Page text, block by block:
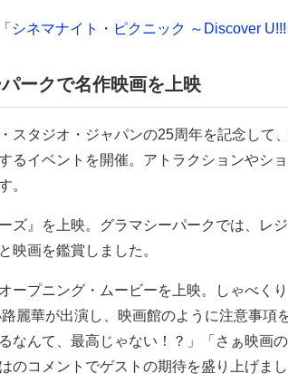
シネマナイト・ピクニック ～Discover U!!!
ークで名作映画を上映
スタジオ・ジャパンの25周年を記念して
るイベントを開催。アトラクションやシ
。
ズ』を上映。グラマシーパークでは、レ
映画を鑑賞しました。
ープニング・ムービーを上映。しゃべく
路麗華が出演し、映画館のように注意事項
なんて、最高じゃない！？」「さぁ映画
のコメントでゲストの期待を盛り上げまし